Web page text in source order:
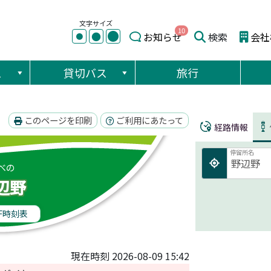
文字サイズ
● ● ● お知らせ10 検索 会
貸切バス 旅行
このページを印刷 ご利用にあたって
の
野
刻表
現在時刻 2026-08-09 15:42
経路情報
停留所名